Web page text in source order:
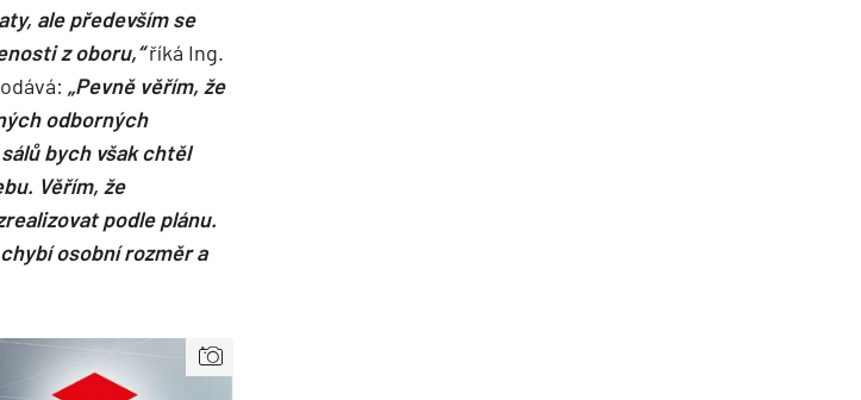
ale především se
z oboru,“říká Ing.
„Pevně věřím, že
odborných
bych však chtěl
Věřím, že
podle plánu.
osobní rozměr a